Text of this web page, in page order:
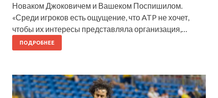
Новаком Джоковичем и Вашеком Поспишилом.
«Среди игроков есть ощущение, что ATP не хочет,
чтобы их интересы представляла организация,…
ПОДРОБНЕЕ